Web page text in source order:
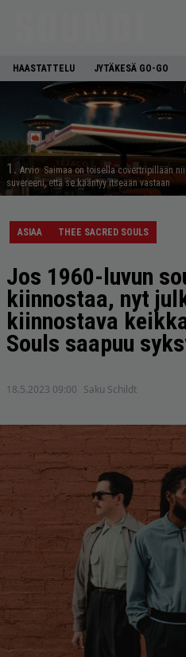
HAASTATTELU JYTÄKESÄ GO-GO
1. Arvio: Saimaa on toisella covertripillään
suvereeni, että se kääntyy itseään vastaan
ASIAA THEE SACRED SOULS
Jos 1960-luvun
kiinnostaa, nyt
kiinnostava
Souls saapuu
18.5.2023 09:00 Saku Schildt